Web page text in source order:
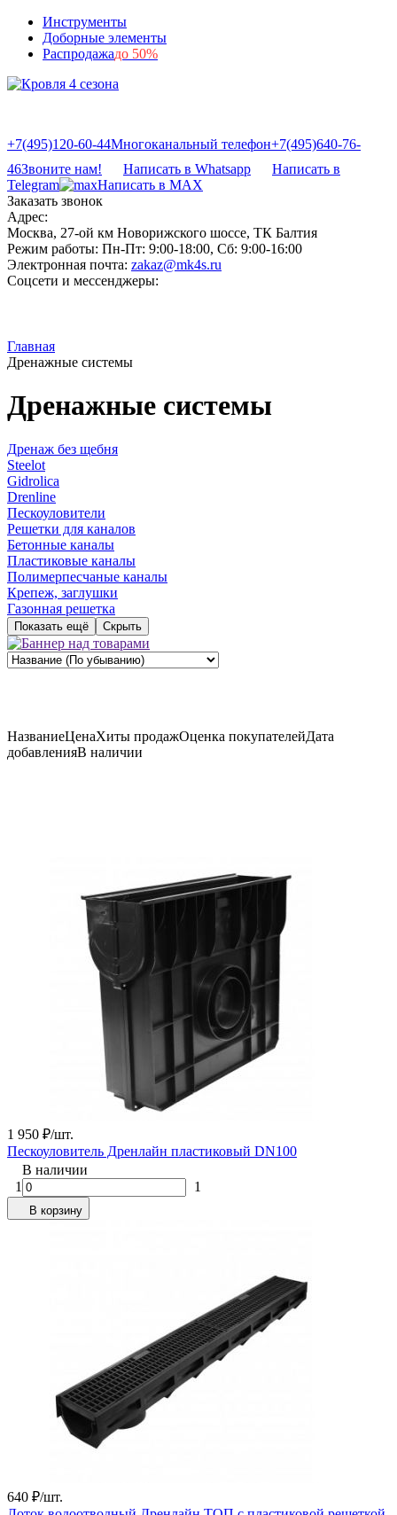
Инструменты
Доборные элементы
Распродажадо 50%
+7(495)120-60-44Многоканальный телефон+7(495)640-76-
46Звоните нам! Написать в Whatsapp
Написать в
Telegram
Написать в MAX
Заказать звонок
Адрес:
Москва, 27-ой км Новорижского шоссе, ТК Балтия
Режим работы: Пн-Пт: 9:00-18:00, Сб: 9:00-16:00
Электронная почта: zakaz@mk4s.ru
Соцсети и мессенджеры:
Главная
Дренажные системы
Дренажные системы
Дренаж без щебня
Steelot
Gidrolica
Drenline
Пескоуловители
Решетки для каналов
Бетонные каналы
Пластиковые каналы
Полимерпесчаные каналы
Крепеж, заглушки
Газонная решетка
Показать ещё Скрыть
НазваниеЦенаХиты продажОценка покупателейДата
добавленияВ наличии
1 950 ₽/шт.
Пескоуловитель Дренлайн пластиковый DN100
В наличии
1
1
В корзину
640 ₽/шт.